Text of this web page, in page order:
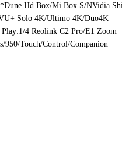
Hd Box/Mi Box S/NVidia
Solo 4K/Ultimo 4K/Duo4K
Play:1/4 Reolink C2 Pro/E1 Zoom
950/Touch/Control/Companion